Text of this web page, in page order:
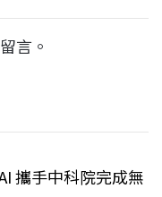
言。
攜手中科院完成無